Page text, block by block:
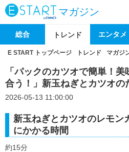
マガジン
総合 トレンド エンタメ
E START トップページ トレンド マガジ
「パックのカツオで簡単！
合う！」新玉ねぎとカツオの
2026-05-13 11:00:00
新玉ねぎとカツオのレモン
にかかる時間
約15分